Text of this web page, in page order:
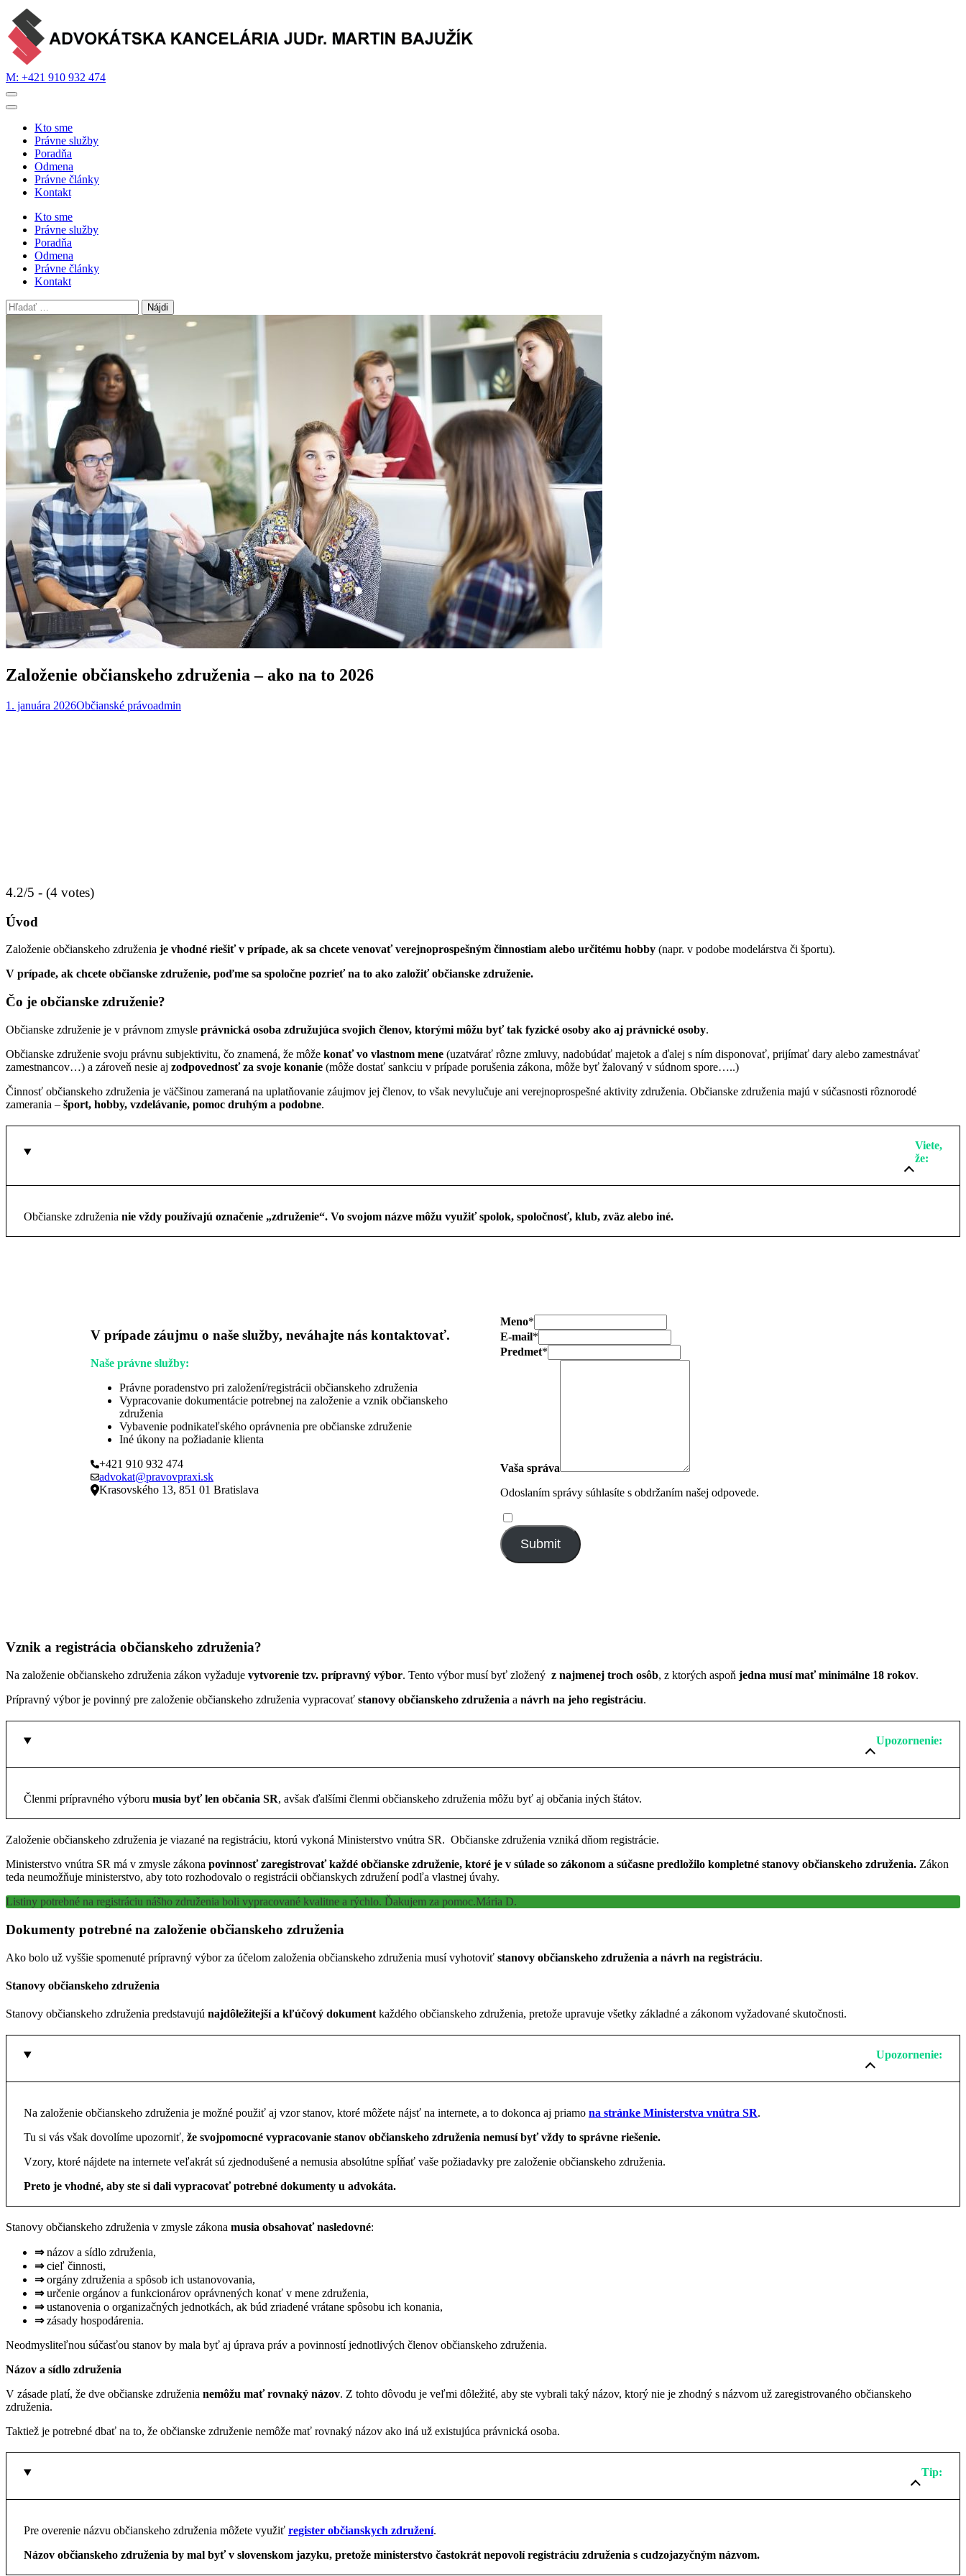
Skip
to
content
(Press
Enter)
M: +421 910 932 474
Kto sme
Právne služby
Poradňa
Odmena
Právne články
Kontakt
Kto sme
Právne služby
Poradňa
Odmena
Právne články
Kontakt
Hľadať:
Založenie občianskeho združenia – ako na to 2026
1. januára 2026Občianské právoadmin
4.2/5 - (4 votes)
Úvod
Založenie občianskeho združenia je vhodné riešiť v prípade, ak sa chcete venovať verejnoprospešným činnostiam alebo určitému hobby (napr. v podobe modelárstva či športu).
V prípade, ak chcete občianske združenie, poďme sa spoločne pozrieť na to ako založiť občianske združenie.
Čo je občianske združenie?
Občianske združenie je v právnom zmysle právnická osoba združujúca svojich členov, ktorými môžu byť tak fyzické osoby ako aj právnické osoby.
Občianske združenie svoju právnu subjektivitu, čo znamená, že môže konať vo vlastnom mene (uzatvárať rôzne zmluvy, nadobúdať majetok a ďalej s ním disponovať, prijímať dary alebo zamestnávať
zamestnancov…) a zároveň nesie aj zodpovednosť za svoje konanie (môže dostať sankciu v prípade porušenia zákona, môže byť žalovaný v súdnom spore…..)
Činnosť občianskeho združenia je väčšinou zameraná na uplatňovanie záujmov jej členov, to však nevylučuje ani verejnoprospešné aktivity združenia. Občianske združenia majú v súčasnosti rôznorodé
zamerania – šport, hobby, vzdelávanie, pomoc druhým a podobne.
Viete,
že:
Občianske združenia nie vždy používajú označenie „združenie“. Vo svojom názve môžu využiť spolok, spoločnosť, klub, zväz alebo iné.
V prípade záujmu o naše služby, neváhajte nás kontaktovať.
Naše právne služby:
Právne poradenstvo pri založení/registrácii občianskeho združenia
Vypracovanie dokumentácie potrebnej na založenie a vznik občianskeho
združenia
Vybavenie podnikateľského oprávnenia pre občianske združenie
Iné úkony na požiadanie klienta
+421 910 932 474
advokat@pravovpraxi.sk
Krasovského 13, 851 01 Bratislava
Meno*
E-mail*
Predmet*
Vaša správa
Odoslaním správy súhlasíte s obdržaním našej odpovede.
Submit
Vznik a registrácia občianskeho združenia?
Na založenie občianskeho združenia zákon vyžaduje vytvorenie tzv. prípravný výbor. Tento výbor musí byť zložený z najmenej troch osôb, z ktorých aspoň jedna musí mať minimálne 18 rokov.
Prípravný výbor je povinný pre založenie občianskeho združenia vypracovať stanovy občianskeho združenia a návrh na jeho registráciu.
Upozornenie:
Členmi prípravného výboru musia byť len občania SR, avšak ďalšími členmi občianskeho združenia môžu byť aj občania iných štátov.
Založenie občianskeho združenia je viazané na registráciu, ktorú vykoná Ministerstvo vnútra SR. Občianske združenia vzniká dňom registrácie.
Ministerstvo vnútra SR má v zmysle zákona povinnosť zaregistrovať každé občianske združenie, ktoré je v súlade so zákonom a súčasne predložilo kompletné stanovy občianskeho združenia. Zákon
teda neumožňuje ministerstvo, aby toto rozhodovalo o registrácii občianskych združení podľa vlastnej úvahy.
Listiny potrebné na registráciu nášho združenia boli vypracované kvalitne a rýchlo. Ďakujem za pomoc.Mária D.
Dokumenty potrebné na založenie občianskeho združenia
Ako bolo už vyššie spomenuté prípravný výbor za účelom založenia občianskeho združenia musí vyhotoviť stanovy občianskeho združenia a návrh na registráciu.
Stanovy občianskeho združenia
Stanovy občianskeho združenia predstavujú najdôležitejší a kľúčový dokument každého občianskeho združenia, pretože upravuje všetky základné a zákonom vyžadované skutočnosti.
Upozornenie:
Na založenie občianskeho združenia je možné použiť aj vzor stanov, ktoré môžete nájsť na internete, a to dokonca aj priamo na stránke Ministerstva vnútra SR.
Tu si vás však dovolíme upozorniť, že svojpomocné vypracovanie stanov občianskeho združenia nemusí byť vždy to správne riešenie.
Vzory, ktoré nájdete na internete veľakrát sú zjednodušené a nemusia absolútne spĺňať vaše požiadavky pre založenie občianskeho združenia.
Preto je vhodné, aby ste si dali vypracovať potrebné dokumenty u advokáta.
Stanovy občianskeho združenia v zmysle zákona musia obsahovať nasledovné:
⇒názov a sídlo združenia,
⇒cieľ činnosti,
⇒orgány združenia a spôsob ich ustanovovania,
⇒určenie orgánov a funkcionárov oprávnených konať v mene združenia,
⇒ustanovenia o organizačných jednotkách, ak búd zriadené vrátane spôsobu ich konania,
⇒zásady hospodárenia.
Neodmysliteľnou súčasťou stanov by mala byť aj úprava práv a povinností jednotlivých členov občianskeho združenia.
Názov a sídlo združenia
V zásade platí, že dve občianske združenia nemôžu mať rovnaký názov. Z tohto dôvodu je veľmi dôležité, aby ste vybrali taký názov, ktorý nie je zhodný s názvom už zaregistrovaného občianskeho
združenia.
Taktiež je potrebné dbať na to, že občianske združenie nemôže mať rovnaký názov ako iná už existujúca právnická osoba.
Tip:
Pre overenie názvu občianskeho združenia môžete využiť register občianskych združení.
Názov občianskeho združenia by mal byť v slovenskom jazyku, pretože ministerstvo častokrát nepovolí registráciu združenia s cudzojazyčným názvom.